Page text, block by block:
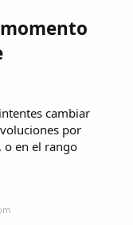
cambiar
por
o en el rango